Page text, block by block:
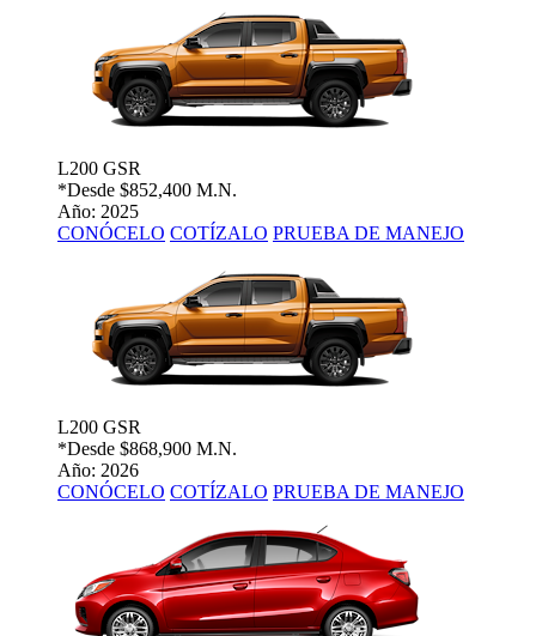
L200 GSR
*Desde $852,400 M.N.
Año: 2025
CONÓCELO COTÍZALO PRUEBA DE MANEJO
L200 GSR
*Desde $868,900 M.N.
Año: 2026
CONÓCELO COTÍZALO PRUEBA DE MANEJO